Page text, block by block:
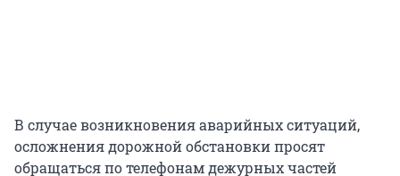
В случае возникновения аварийных ситуаций,
осложнения дорожной обстановки просят
обращаться по телефонам дежурных частей